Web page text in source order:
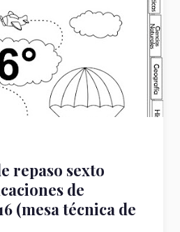
repaso sexto
de
(mesa técnica de